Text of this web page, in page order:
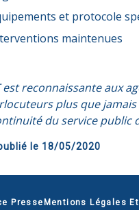
et protocole
maintenues
est reconnaissante aux
plus que
du service public
le 18/05/2020
Presse Mentions Légales Et